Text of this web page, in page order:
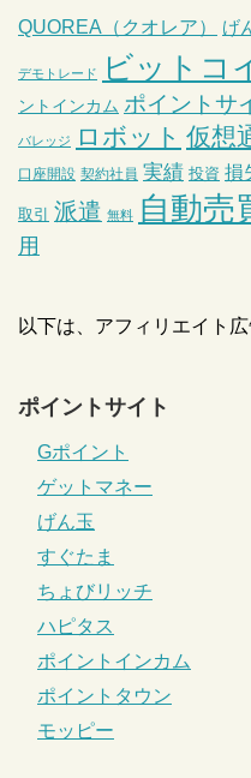
QUOREA（クオレア） げ
デモトレード ビットコ
ントインカム ポイントサ
バレッジ ロボット 仮想
口座開設 契約社員 実績 投資 損
取引 派遣 無料 自動売
用
以下は、アフィリエイト広
ポイントサイト
Gポイント
ゲットマネー
げん玉
すぐたま
ちょびリッチ
ハピタス
ポイントインカム
ポイントタウン
モッピー